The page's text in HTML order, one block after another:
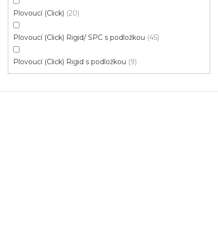
Plovoucí (Click) 20
Plovoucí (Click) Rigid/ SPC s podložkou 45
Plovoucí (Click) Rigid s podložkou 9
Akce